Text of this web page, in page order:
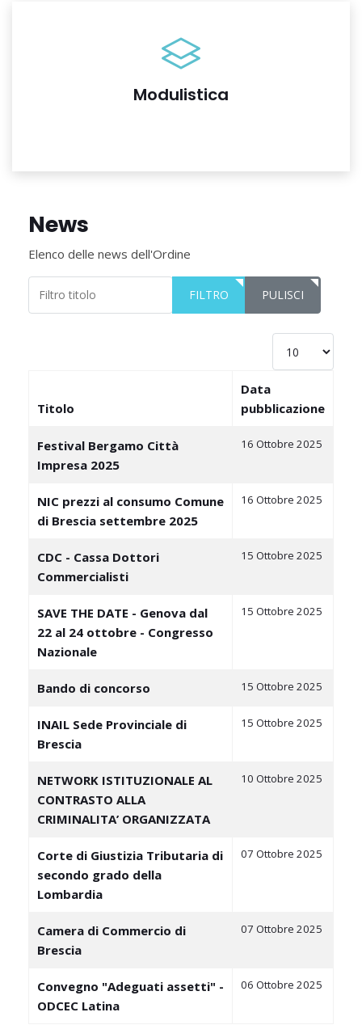
Modulistica
News
Elenco delle news dell'Ordine
FILTRO PULISCI
Titolo
Data
pubblicazione
Festival Bergamo Città
Impresa 2025
16 Ottobre 2025
NIC prezzi al consumo Comune
di Brescia settembre 2025
16 Ottobre 2025
CDC - Cassa Dottori
Commercialisti
15 Ottobre 2025
SAVE THE DATE - Genova dal
22 al 24 ottobre - Congresso
Nazionale
15 Ottobre 2025
Bando di concorso 15 Ottobre 2025
INAIL Sede Provinciale di
Brescia
15 Ottobre 2025
NETWORK ISTITUZIONALE AL
CONTRASTO ALLA
CRIMINALITA’ ORGANIZZATA
10 Ottobre 2025
Corte di Giustizia Tributaria di
secondo grado della
Lombardia
07 Ottobre 2025
Camera di Commercio di
Brescia
07 Ottobre 2025
Convegno "Adeguati assetti" -
ODCEC Latina
06 Ottobre 2025